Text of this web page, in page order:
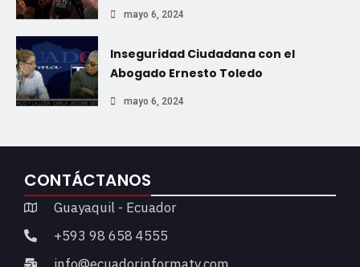
mayo 6, 2024
Inseguridad Ciudadana con el
Abogado Ernesto Toledo
mayo 6, 2024
CONTÁCTANOS
Guayaquil - Ecuador
+593 98 658 4555